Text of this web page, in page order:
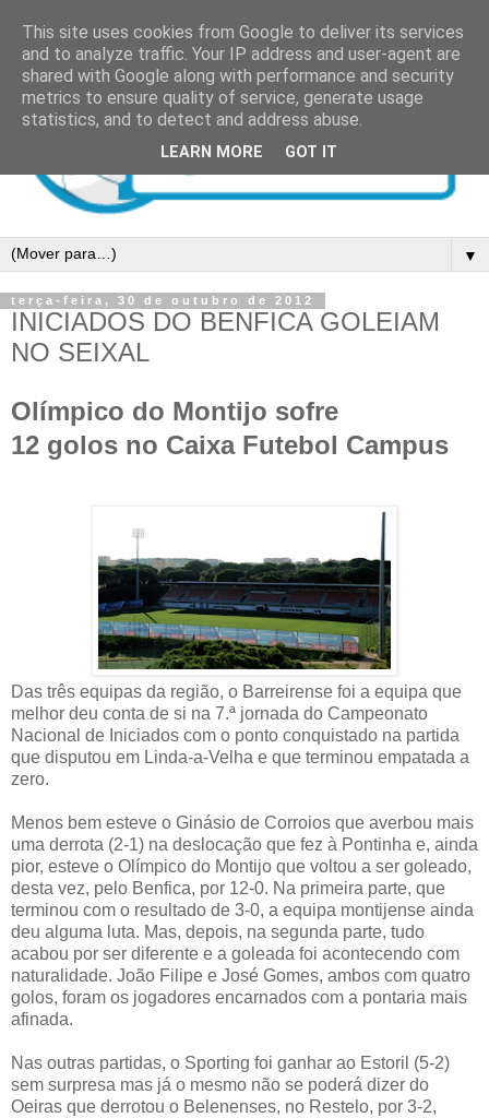
▼
terça-feira, 30 de outubro de 2012
INICIADOS DO BENFICA GOLEIAM
NO SEIXAL
Olímpico do Montijo sofre
12 golos no Caixa Futebol Campus
Das três equipas da região, o Barreirense foi a equipa que
melhor deu conta de si na 7.ª jornada do Campeonato
Nacional de Iniciados com o ponto conquistado na partida
que disputou em Linda-a-Velha e que terminou empatada a
zero.
Menos bem esteve o Ginásio de Corroios que averbou mais
uma derrota (2-1) na deslocação que fez à Pontinha e, ainda
pior, esteve o Olímpico do Montijo que voltou a ser goleado,
desta vez, pelo Benfica, por 12-0. Na primeira parte, que
terminou com o resultado de 3-0, a equipa montijense ainda
deu alguma luta. Mas, depois, na segunda parte, tudo
acabou por ser diferente e a goleada foi acontecendo com
naturalidade. João Filipe e José Gomes, ambos com quatro
golos, foram os jogadores encarnados com a pontaria mais
afinada.
Nas outras partidas, o Sporting foi ganhar ao Estoril (5-2)
sem surpresa mas já o mesmo não se poderá dizer do
Oeiras que derrotou o Belenenses, no Restelo, por 3-2,
This site uses cookies from Google to deliver its services
and to analyze traffic. Your IP address and user-agent are
shared with Google along with performance and security
metrics to ensure quality of service, generate usage
statistics, and to detect and address abuse.
LEARN MORE GOT IT